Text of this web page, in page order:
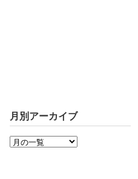
月別アーカイブ